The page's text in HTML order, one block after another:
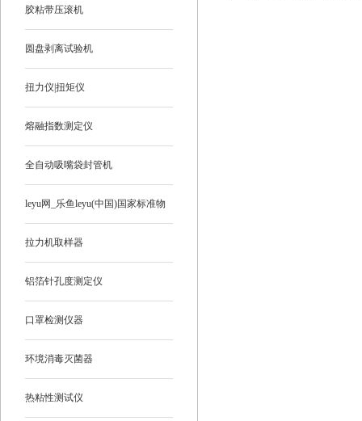
胶粘带压滚机
圆盘剥离试验机
扭力仪|扭矩仪
熔融指数测定仪
全自动吸嘴袋封管机
leyu网_乐鱼leyu(中国)国家标准物
质
拉力机取样器
铝箔针孔度测定仪
口罩检测仪器
环境消毒灭菌器
热粘性测试仪